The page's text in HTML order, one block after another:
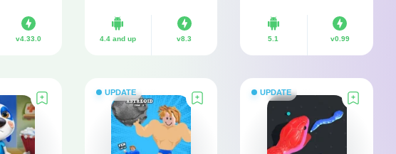
v4.33.0 4.4 and up v8.3 5.1 v0.99
UPDATE UPDATE